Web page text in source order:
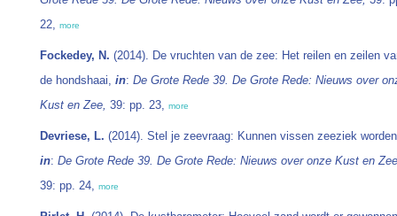
22, more
Fockedey, N. (2014). De vruchten van de zee: Het reilen en zeilen
de hondshaai, in: De Grote Rede 39. De Grote Rede: Nieuws over
Kust en Zee, 39: pp. 23, more
Devriese, L. (2014). Stel je zeevraag: Kunnen vissen zeeziek
in: De Grote Rede 39. De Grote Rede: Nieuws over onze Kust en
39: pp. 24, more